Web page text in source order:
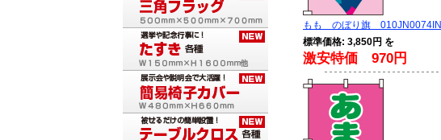
もも のぼり旗 010JN0074IN
標準価格: 3,850円 を
激安特価 970円